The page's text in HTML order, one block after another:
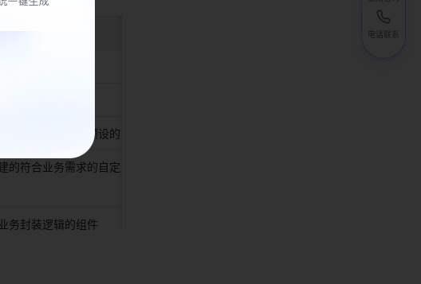
据空间模板类型预设的字段
的符合业务需求的自定义字
务封装逻辑的组件
电话联系